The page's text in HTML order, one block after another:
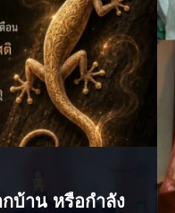
บ้าน หรือกำลัง